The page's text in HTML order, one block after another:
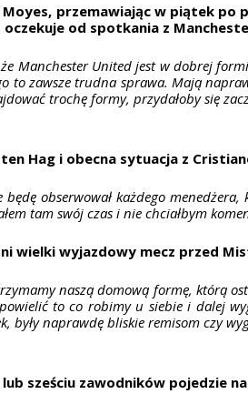
Moyes, przemawiając w piątek po
oczekuje od spotkania z
że Manchester United jest w dobrej
to zawsze trudna sprawa. Mają
trochę formy, przydałoby się
Hag i obecna sytuacja z
będę obserwował każdego
tam swój czas i nie chciałbym
wielki wyjazdowy mecz przed
naszą domową formę, którą
to co robimy u siebie i dalej
były naprawdę bliskie remisom czy
lub sześciu zawodników pojedzie